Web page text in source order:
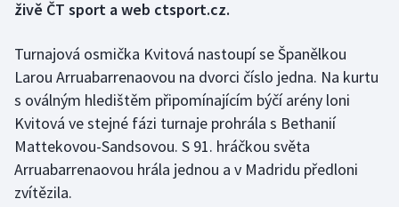
Florbal
Futsal
Golf
Gymnastika
živě ČT sport a web ctsport.cz.
Turnajová osmička Kvitová nastoupí se Španělkou
Larou Arruabarrenaovou na dvorci číslo jedna. Na kurtu
s oválným hledištěm připomínajícím býčí arény loni
Kvitová ve stejné fázi turnaje prohrála s Bethanií
Mattekovou-Sandsovou. S 91. hráčkou světa
Arruabarrenaovou hrála jednou a v Madridu předloni
zvítězila.